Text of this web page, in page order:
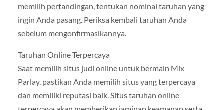
memilih pertandingan, tentukan nominal taruhan yang
ingin Anda pasang. Periksa kembali taruhan Anda
sebelum mengonfirmasikannya.
Taruhan Online Terpercaya
Saat memilih situs judi online untuk bermain Mix
Parlay, pastikan Anda memilih situs yang terpercaya
dan memiliki reputasi baik. Situs taruhan online